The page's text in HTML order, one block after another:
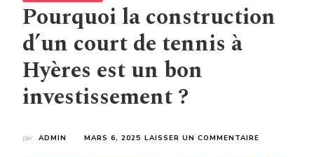
Pourquoi la construction
d’un court de tennis à
Hyères est un bon
investissement ?
par ADMIN MARS 6, 2025 LAISSER UN COMMENTAIRE